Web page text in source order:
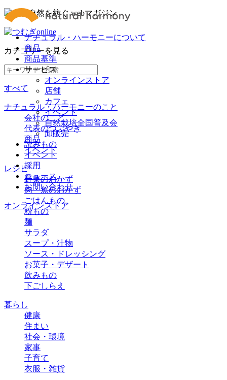
ナチュラル・ハーモニーについて
商品
商品基準
サービス
オンラインストア
店舗
カフェ
イベント
自然栽培全国普及会
卸販売
読みもの
イベント
採用
ニュース
お問い合わせ
オンラインストア
カテゴリーを見る
すべて
ナチュラル・ハーモニーのこと
会社のこと
代表のつぶやき
商品
イベント
レシピ
野菜のおかず
肉・魚のおかず
ごはんもの
粉もの
麺
サラダ
スープ・汁物
ソース・ドレッシング
お菓子・デザート
飲みもの
下ごしらえ
暮らし
健康
住まい
社会・環境
家事
子育て
衣服・雑貨